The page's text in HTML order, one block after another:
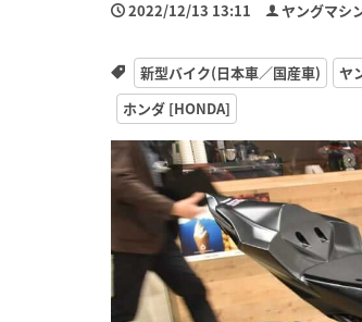
2022/12/13 13:11 ヤングマシ
新型バイク(日本車／国産車) ヤ
ホンダ [HONDA]